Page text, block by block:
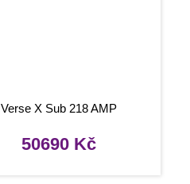
Verse X Sub 218 AMP
50690 Kč